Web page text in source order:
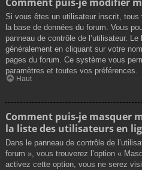
Si vous êtes un utilisateur inscrit,
la base de données du forum. Vous
panneau de contrôle de l’utilisateur.
généralement en cliquant sur votre
pages du forum. Ce système vous
paramètres et toutes vos préférences.
Haut
Comment puis-je masquer
la liste des utilisateurs en
Dans le panneau de contrôle de
forum », vous trouverez l’option «
activez cette option, vous ne serez